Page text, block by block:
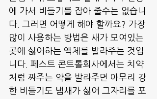
에 가서 비들기를 잡아 줄수는 없습니
다. 그러면 어떻게 해야 할까요? 가장
많이 사용하는 방법은 새가 모여있는
곳에 싫어하는 액체를 발라주는 것입
니다. 페스트 콘트롤회사에서는 치약
처럼 짜주는 약을 발라주면 아무리 강
한 비들기도 냄새가 싫어 그자리를 포